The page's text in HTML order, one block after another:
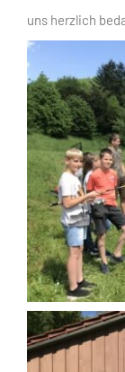
uns herzlich